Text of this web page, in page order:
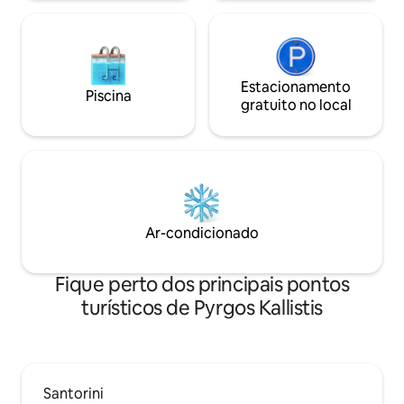
Piscina
Estacionamento
gratuito no local
Ar-condicionado
Fique perto dos principais pontos
turísticos de Pyrgos Kallistis
Santorini